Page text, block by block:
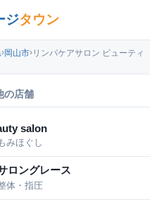
ジタウン
›岡山市› リンパケアサロン ピューティ
の店舗
salon
みほぐし
ロングレース
体・指圧